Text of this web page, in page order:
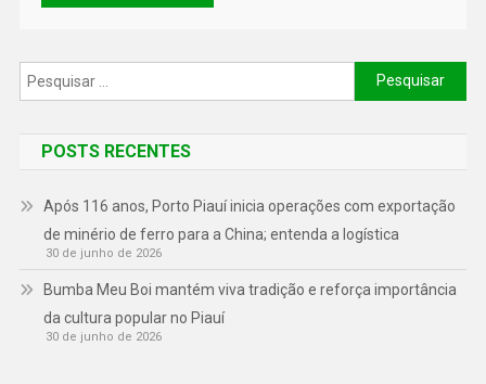
POSTS RECENTES
Após 116 anos, Porto Piauí inicia operações com exportação
de minério de ferro para a China; entenda a logística
30 de junho de 2026
Bumba Meu Boi mantém viva tradição e reforça importância
da cultura popular no Piauí
30 de junho de 2026